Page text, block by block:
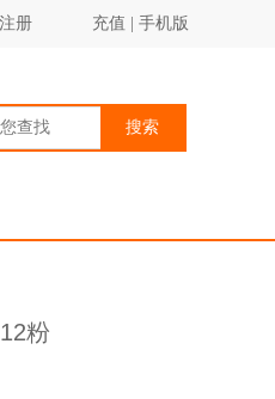
注册 充值 手机版
搜索
粉